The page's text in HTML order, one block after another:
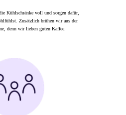
Kühlschränke voll und sorgen dafür,
Zusätzlich brühen wir aus der
denn wir lieben guten Kaffee.